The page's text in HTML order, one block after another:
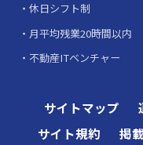
休日シフト制
月平均残業20時間以内
不動産ITベンチャー
サイトマップ
サイト規約
掲